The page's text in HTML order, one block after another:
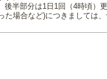
半部分は1日1回（4時頃）更
場合など)につきましては、